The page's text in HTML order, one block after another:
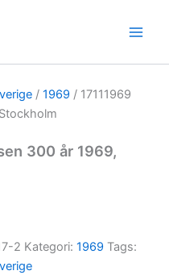
/ 1969 / 17111969
300 år 1969,
2 Kategori: 1969 Tags: